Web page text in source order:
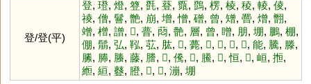
登/登(平)
登, 璒, 燈, 簦, 㲪, 䔲, 㽅, 䳾, 楞, 棱, 稜, 輘, 倰,
祾, 僧, 鬙, 䒏, 崩, 增,憎, 磳, 曾, 矰, 罾, 熷, 䎖,
竲, 橧, 譄, 𦼏, 瞢, 蕄, 䒐, 層, 曾, 䁬, 朋, 堋, 鵬, 棚,
倗, 鬅, 弘, 鞃, 苰, 肱, 𩉦, 薨, 𠐿, 𩖉, 𩙛, 𤃫, 能, 騰, 滕,
縢, 幐, 螣, 藤, 謄, 𧈜, 儯, 𤻴, 鰧, 𥉋,恒, 𢛢, 峘, 搄,
縆, 絙, 鼟, 膯, 𤃶, 𧰥, 漰, 堋